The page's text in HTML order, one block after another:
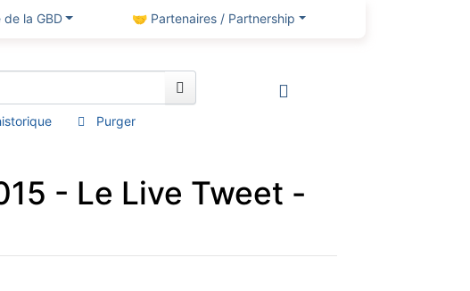
la GBD 🤝 Partenaires / Partnership
Purger
- Le Live Tweet -